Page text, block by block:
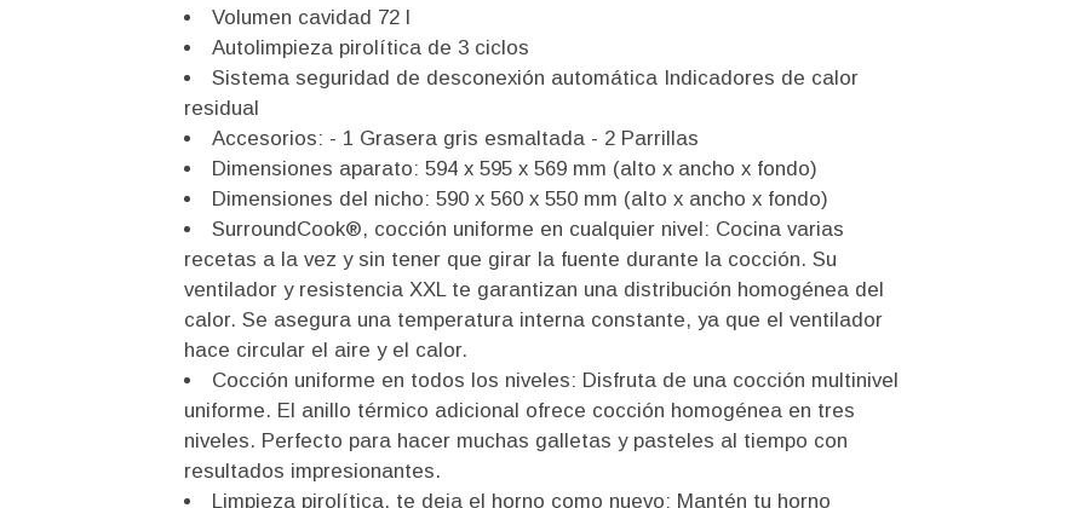
Volumen cavidad 72 l
Autolimpieza pirolítica de 3 ciclos
Sistema seguridad de desconexión automática Indicadores de calor
residual
Accesorios: - 1 Grasera gris esmaltada - 2 Parrillas
Dimensiones aparato: 594 x 595 x 569 mm (alto x ancho x fondo)
Dimensiones del nicho: 590 x 560 x 550 mm (alto x ancho x fondo)
SurroundCook®, cocción uniforme en cualquier nivel: Cocina varias
recetas a la vez y sin tener que girar la fuente durante la cocción. Su
ventilador y resistencia XXL te garantizan una distribución homogénea del
calor. Se asegura una temperatura interna constante, ya que el ventilador
hace circular el aire y el calor.
Cocción uniforme en todos los niveles: Disfruta de una cocción multinivel
uniforme. El anillo térmico adicional ofrece cocción homogénea en tres
niveles. Perfecto para hacer muchas galletas y pasteles al tiempo con
resultados impresionantes.
Limpieza pirolítica, te deja el horno como nuevo: Mantén tu horno